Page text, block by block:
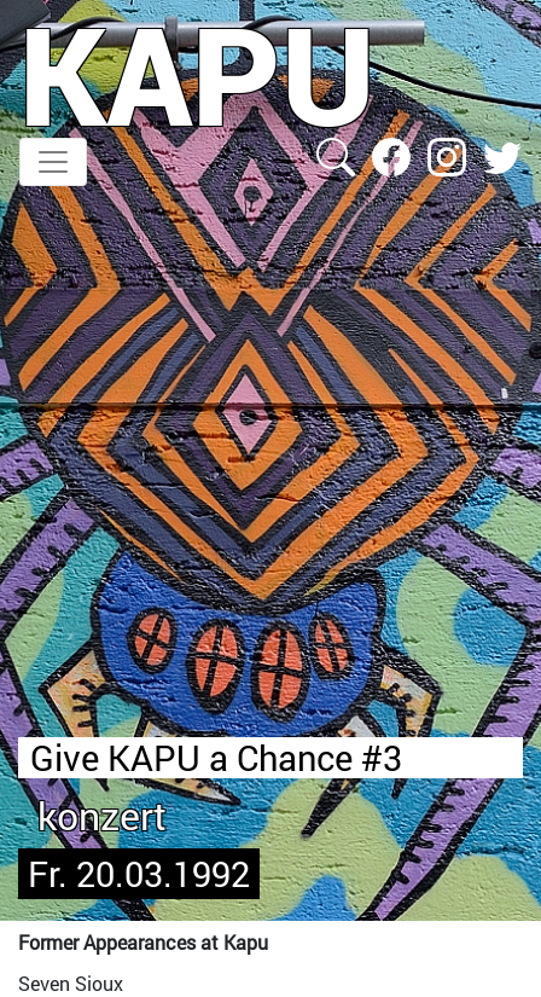
Direkt
zum
Inhalt
KAPU
Give KAPU a Chance #3
konzert
Fr. 20.03.1992
Former Appearances at Kapu
Seven Sioux